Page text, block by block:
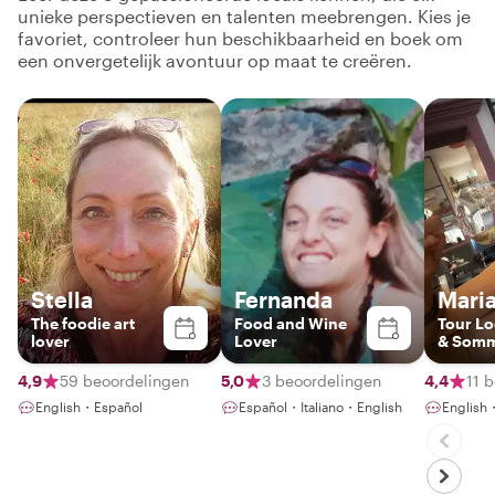
unieke perspectieven en talenten meebrengen. Kies je
favoriet, controleer hun beschikbaarheid en boek om
een onvergetelijk avontuur op maat te creëren.
Stella
The foodie art
lover
4,9 59 beoordelingen
English・Español
Fernanda
Food and Wine
Lover
5,0 3 beoordelingen
Español・Italiano・English
Tour
&
4,4 11
English